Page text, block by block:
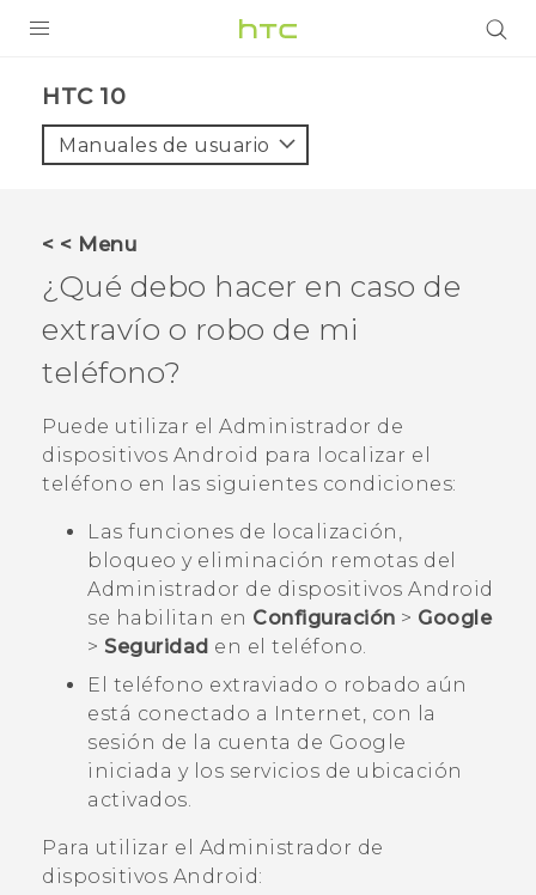
VIVE
VIVERSE
AYUDA
HTC Devices & Accessories
Video Tutorials
HTC 10‎
Manuales de usuario
< < Menu
¿Qué debo hacer en caso de
extravío o robo de mi
teléfono?
Puede utilizar el Administrador de
dispositivos Android para localizar el
teléfono en las siguientes condiciones:
Las funciones de localización,
bloqueo y eliminación remotas del
Administrador de dispositivos Android
se habilitan en Configuración > Google
> Seguridad en el teléfono.
El teléfono extraviado o robado aún
está conectado a Internet, con la
sesión de la cuenta de Google
iniciada y los servicios de ubicación
activados.
Para utilizar el Administrador de
dispositivos Android: